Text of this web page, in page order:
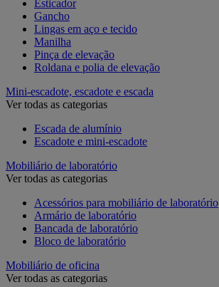
Esticador
Gancho
Lingas em aço e tecido
Manilha
Pinça de elevação
Roldana e polia de elevação
Mini-escadote, escadote e escada
Ver todas as categorias
Escada de alumínio
Escadote e mini-escadote
Mobiliário de laboratório
Ver todas as categorias
Acessórios para mobiliário de laboratório
Armário de laboratório
Bancada de laboratório
Bloco de laboratório
Mobiliário de oficina
Ver todas as categorias